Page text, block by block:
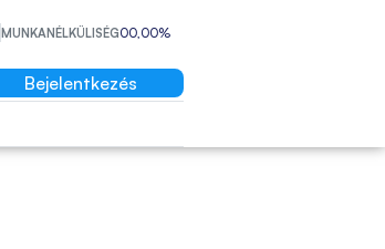
MUNKANÉLKÜLISÉG00,00%
Bejelentkezés